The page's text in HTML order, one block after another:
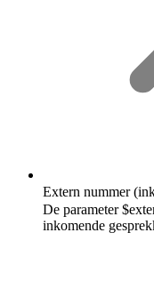
Extern nummer
De parameter
inkomende